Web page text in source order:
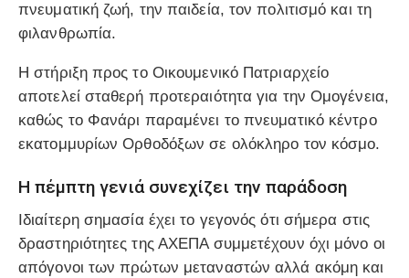
πνευματική ζωή, την παιδεία, τον πολιτισμό και τη
φιλανθρωπία.
Η στήριξη προς το Οικουμενικό Πατριαρχείο
αποτελεί σταθερή προτεραιότητα για την Ομογένεια,
καθώς το Φανάρι παραμένει το πνευματικό κέντρο
εκατομμυρίων Ορθοδόξων σε ολόκληρο τον κόσμο.
Η πέμπτη γενιά συνεχίζει την παράδοση
Ιδιαίτερη σημασία έχει το γεγονός ότι σήμερα στις
δραστηριότητες της ΑΧΕΠΑ συμμετέχουν όχι μόνο οι
απόγονοι των πρώτων μεταναστών αλλά ακόμη και